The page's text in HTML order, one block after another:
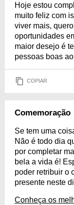
Hoje estou
muito feliz com
viver mais,
oportunidades
maior desejo é
pessoas boas
COPIAR
Comemoração
Se tem uma
Não é todo dia
por completar
bela a vida é!
poder retribuir o
presente neste
Conheça os